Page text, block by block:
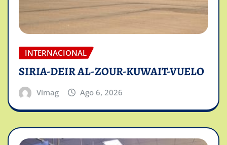
INTERNACIONAL
SIRIA-DEIR AL-ZOUR-KUWAIT-VUELO
Vimag Ago 6, 2026